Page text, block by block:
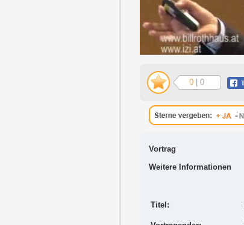
0 | 0
Vortrag
Weitere Informationen
Titel: